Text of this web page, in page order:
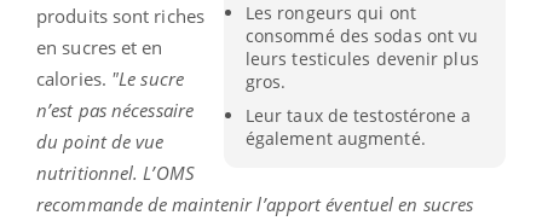
Les rongeurs qui ont
consommé des sodas ont vu
leurs testicules devenir plus
gros.
Leur taux de testostérone a
également augmenté.
produits sont riches
en sucres et en
calories. "Le sucre
n’est pas nécessaire
du point de vue
nutritionnel. L’OMS
recommande de maintenir l’apport éventuel en sucres